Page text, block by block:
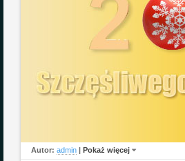
Autor: admin | Pokaż więcej